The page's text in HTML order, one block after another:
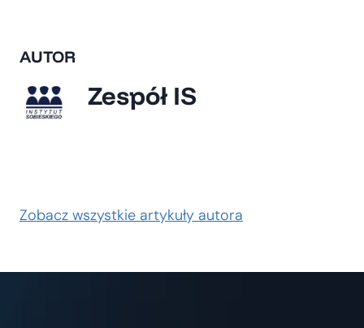
AUTOR
Zespół IS
Zobacz wszystkie artykuły autora